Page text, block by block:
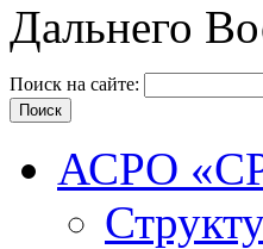
Дальнего
Поиск на сайте:
АСРО